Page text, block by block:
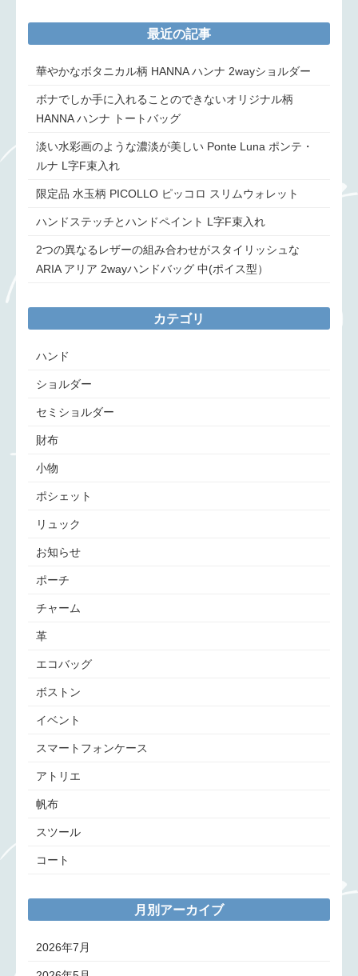
最近の記事
華やかなボタニカル柄 HANNA ハンナ 2wayショルダー
ボナでしか手に入れることのできないオリジナル柄
HANNA ハンナ トートバッグ
淡い水彩画のような濃淡が美しい Ponte Luna ポンテ・
ルナ L字F束入れ
限定品 水玉柄 PICOLLO ピッコロ スリムウォレット
ハンドステッチとハンドペイント L字F束入れ
2つの異なるレザーの組み合わせがスタイリッシュな
ARIA アリア 2wayハンドバッグ 中(ポイス型）
カテゴリ
ハンド
ショルダー
セミショルダー
財布
小物
ポシェット
リュック
お知らせ
ポーチ
チャーム
革
エコバッグ
ボストン
イベント
スマートフォンケース
アトリエ
帆布
スツール
コート
月別アーカイブ
2026年7月